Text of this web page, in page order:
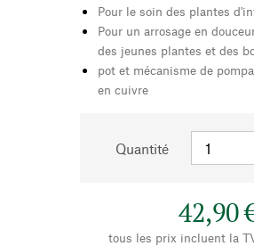
Pour le soin des plantes
Pour un arrosage en
des jeunes plantes et des
pot et mécanisme de
en cuivre
Quantité
42,90
tous les prix incluent la